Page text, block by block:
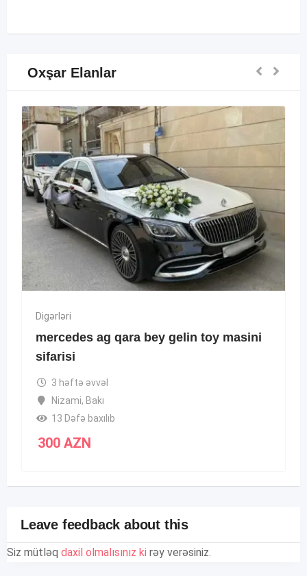
Oxşar Elanlar
Digərləri
mercedes ag qara bey gelin toy masini
sifarisi
3 həftə əvvəl
Nizami, Bakı
13 Dəfə baxılıb
300 AZN
Leave feedback about this
Siz mütləq daxil olmalısınız ki rəy verəsiniz.